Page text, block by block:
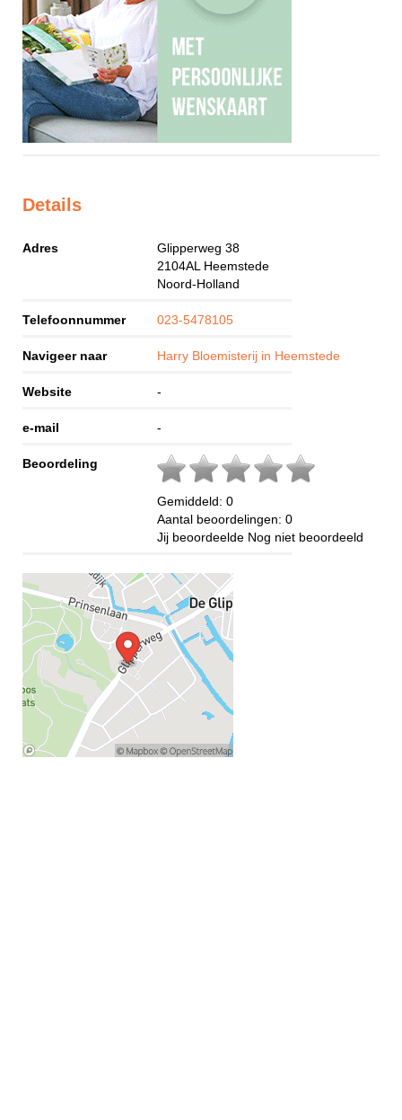
Details
Adres
Glipperweg 38
2104AL Heemstede
Noord-Holland
Telefoonnummer 023-5478105
Navigeer naar Harry Bloemisterij in Heemstede
Website -
e-mail -
Beoordeling
Gemiddeld: 0
Aantal beoordelingen: 0
Jij beoordeelde Nog niet beoordeeld